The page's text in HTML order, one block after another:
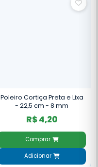
Poleiro Cortiça Preta e Lixa
- 22,5 cm - 8 mm
R$ 4,20
Comprar
Adicionar